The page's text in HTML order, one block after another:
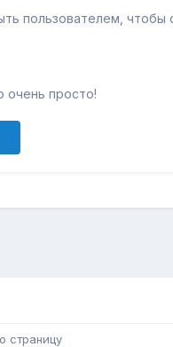
пользователем, чтобы
очень просто!
страницу